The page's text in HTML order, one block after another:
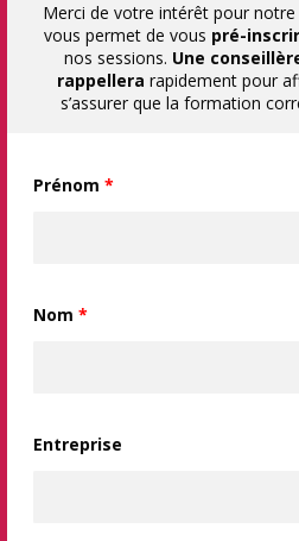
Merci de votre intérêt pour
vous permet de vous pré-
nos sessions. Une
rappellera rapidement pour
s’assurer que la formation
Prénom *
Nom *
Entreprise